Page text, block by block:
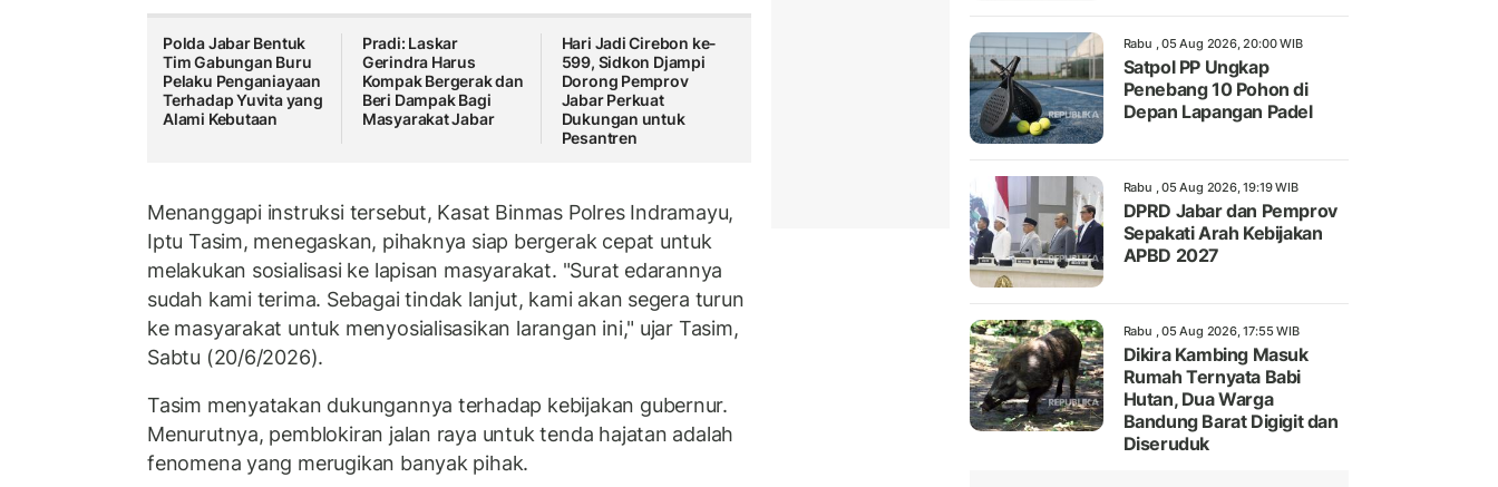
Polda Jabar Bentuk
Tim Gabungan Buru
Pelaku Penganiayaan
Terhadap Yuvita yang
Alami Kebutaan
Pradi: Laskar
Gerindra Harus
Kompak Bergerak dan
Beri Dampak Bagi
Masyarakat Jabar
Hari Jadi Cirebon ke-
599, Sidkon Djampi
Dorong Pemprov
Jabar Perkuat
Dukungan untuk
Pesantren
Menanggapi instruksi tersebut, Kasat Binmas Polres Indramayu,
Iptu Tasim, menegaskan, pihaknya siap bergerak cepat untuk
melakukan sosialisasi ke lapisan masyarakat. "Surat edarannya
sudah kami terima. Sebagai tindak lanjut, kami akan segera turun
ke masyarakat untuk menyosialisasikan larangan ini," ujar Tasim,
Sabtu (20/6/2026).
Tasim menyatakan dukungannya terhadap kebijakan gubernur.
Menurutnya, pemblokiran jalan raya untuk tenda hajatan adalah
fenomena yang merugikan banyak pihak.
Rabu , 05 Aug 2026, 20:00 WIB
Satpol PP Ungkap
Penebang 10 Pohon di
Depan Lapangan Padel
Rabu , 05 Aug 2026, 19:19 WIB
DPRD Jabar dan Pemprov
Sepakati Arah Kebijakan
APBD 2027
Rabu , 05 Aug 2026, 17:55 WIB
Dikira Kambing Masuk
Rumah Ternyata Babi
Hutan, Dua Warga
Bandung Barat Digigit dan
Diseruduk